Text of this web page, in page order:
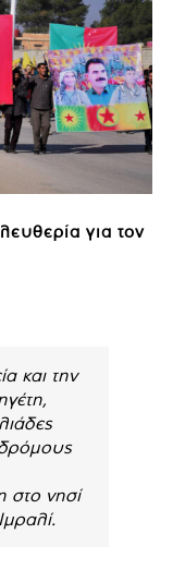
για τον
και την
στο νησί